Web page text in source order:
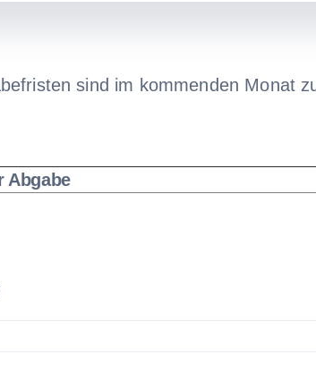
sind im kommenden Monat
Abgabe